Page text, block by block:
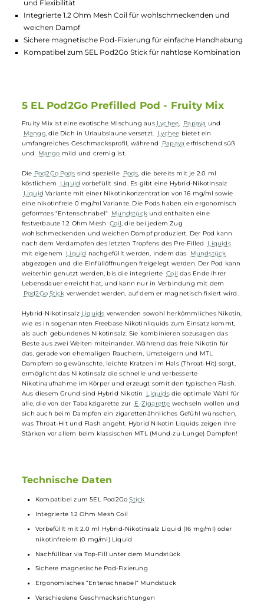
Urlaubslaune
Vorbefüllte Pods mit 2.0 ml Liquid für langanhaltenden
Hybrid-Nikotinsalz Liquid für leichten Throat-Hit &
Nikotinaufnahme
Nachfüllbarer Pod mit ergonomischem Mundstück für
weichen Dampf
Sichere magnetische Pod-Fixierung für einfache
Kompatibel zum 5EL Pod2Go Stick für nahtlose
5 EL Pod2Go Prefilled Pod - Fruity Mix
Fruity Mix ist eine exotische Mischung ausLychee, Papayaund
Mango, die Dich in Urlaubslaune versetzt. Lycheebietet ein
umfangreiches Geschmacksprofil, während Papaya
und
Mango mild und cremig ist.
DiePod2Go Pods sind spezielle Pods, die bereits mit je 2.0 ml
köstlichem Liquidvorbefüllt sind. Es gibt eine Hybrid-Nikotinsalz
LiquidVariante mit einer Nikotinkonzentration von 16 mg/ml sowie
eine nikotinfreie 0 mg/ml Variante. Die Pods haben ein ergonomisch
festverbaute 1.2 Ohm Mesh Coil, die bei jedem Zug
wohlschmeckenden und weichen Dampf produziert. Der Pod kann
nach dem Verdampfen des letzten Tropfens des Pre-Filled
mit eigenem Liquid nachgefüllt werden, indem das
abgezogen und die Einfüllöffnungen freigelegt werden. Der Pod
weiterhin genutzt werden, bis die integrierte Coil
Lebensdauer erreicht hat, und kann nur in Verbindung mit dem
Pod2Go Stickverwendet werden, auf dem er magnetisch fixiert
Hybrid-NikotinsalzLiquidsverwenden sowohl herkömmliches
wie es in sogenannten Freebase Nikotinliquids zum Einsatz kommt,
als auch gebundenes Nikotinsalz. Sie kombinieren sozusagen das
ermöglicht das Nikotinsalz die schnelle und verbesserte
Nikotinaufnahme im Körper und erzeugt somit den typischen Flash.
alle, die von der Tabakzigarette zur
sich auch beim Dampfen ein zigarettenähnliches Gefühl wünschen,
was Throat-Hit und Flash angeht. Hybrid Nikotin Liquids zeigen ihre
Stärken vor allem beim klassischen MTL (Mund-zu-Lunge) Dampfen!
Technische Daten